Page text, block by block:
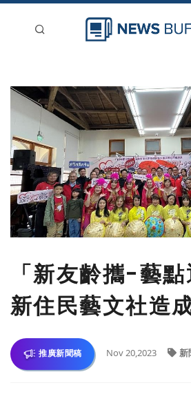
新聞稿分類
登入
刊登
「新友齡攜-藝
新住民藝文社造
推廣新聞稿 Nov 20,2023 新